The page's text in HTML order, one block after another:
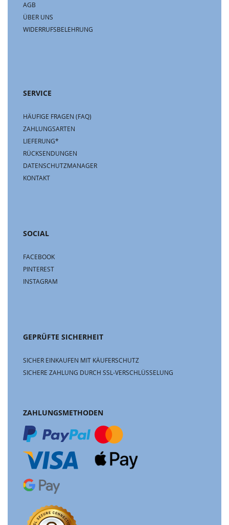
AGB
ÜBER UNS
WIDERRUFSBELEHRUNG
SERVICE
HÄUFIGE FRAGEN (FAQ)
ZAHLUNGSARTEN
LIEFERUNG*
RÜCKSENDUNGEN
DATENSCHUTZMANAGER
KONTAKT
SOCIAL
FACEBOOK
PINTEREST
INSTAGRAM
GEPRÜFTE SICHERHEIT
SICHER EINKAUFEN MIT KÄUFERSCHUTZ
SICHERE ZAHLUNG DURCH SSL-VERSCHLÜSSELUNG
ZAHLUNGSMETHODEN